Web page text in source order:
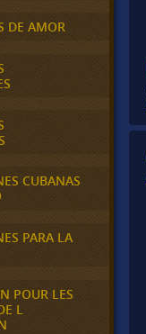
DE AMOR
CUBANAS
PARA LA
POUR LES
L